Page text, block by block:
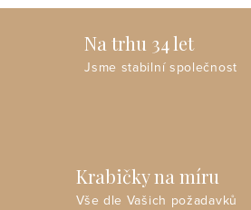
Na trhu 34 let
Jsme stabilní společnost
Krabičky na míru
Vše dle Vašich požadavků